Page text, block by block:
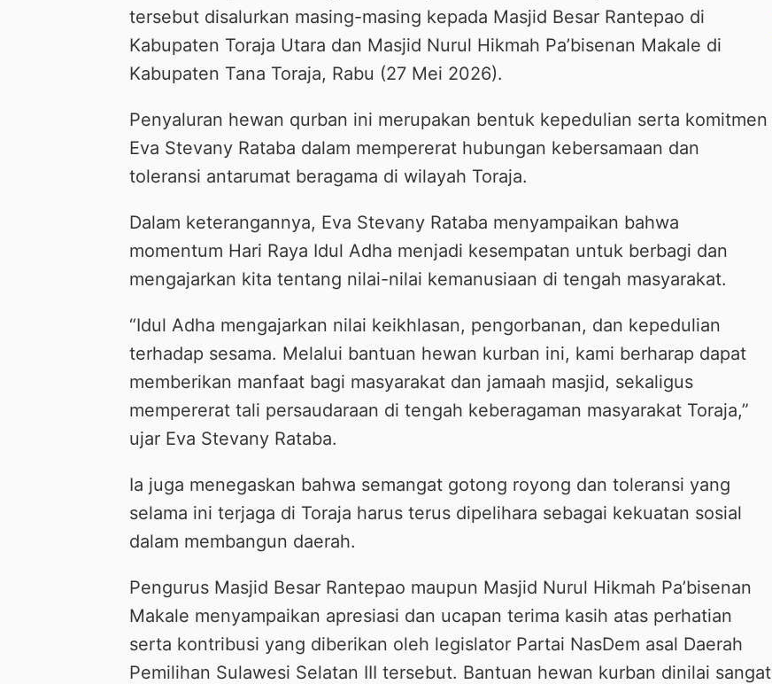
tersebut disalurkan masing-masing kepada Masjid Besar Rantepao di
Kabupaten Toraja Utara dan Masjid Nurul Hikmah Pa’bisenan Makale di
Kabupaten Tana Toraja, Rabu (27 Mei 2026).
Penyaluran hewan qurban ini merupakan bentuk kepedulian serta komitmen
Eva Stevany Rataba dalam mempererat hubungan kebersamaan dan
toleransi antarumat beragama di wilayah Toraja.
Dalam keterangannya, Eva Stevany Rataba menyampaikan bahwa
momentum Hari Raya Idul Adha menjadi kesempatan untuk berbagi dan
mengajarkan kita tentang nilai-nilai kemanusiaan di tengah masyarakat.
“Idul Adha mengajarkan nilai keikhlasan, pengorbanan, dan kepedulian
terhadap sesama. Melalui bantuan hewan kurban ini, kami berharap dapat
memberikan manfaat bagi masyarakat dan jamaah masjid, sekaligus
mempererat tali persaudaraan di tengah keberagaman masyarakat Toraja,”
ujar Eva Stevany Rataba.
Ia juga menegaskan bahwa semangat gotong royong dan toleransi yang
selama ini terjaga di Toraja harus terus dipelihara sebagai kekuatan sosial
dalam membangun daerah.
Pengurus Masjid Besar Rantepao maupun Masjid Nurul Hikmah Pa’bisenan
Makale menyampaikan apresiasi dan ucapan terima kasih atas perhatian
serta kontribusi yang diberikan oleh legislator Partai NasDem asal Daerah
Pemilihan Sulawesi Selatan III tersebut. Bantuan hewan kurban dinilai sangat